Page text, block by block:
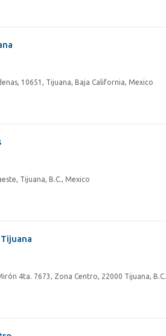
10651, Tijuana, Baja California, Mexico
Tijuana, B.C., Mexico
4ta. 7673, Zona Centro, 22000 Tijuana,